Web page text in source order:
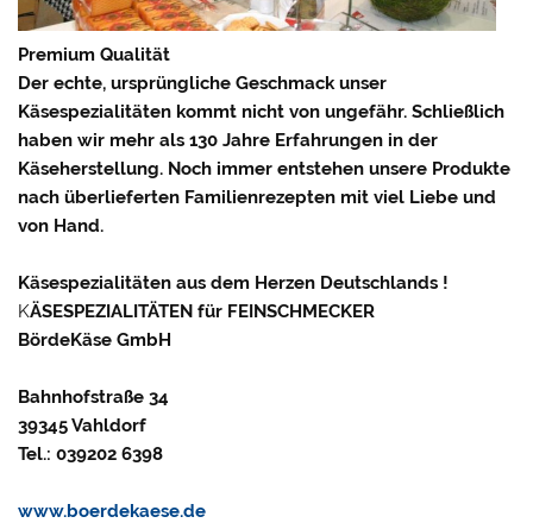
Premium Qualität
Der echte, ursprüngliche Geschmack unser
Käsespezialitäten kommt nicht von ungefähr. Schließlich
haben wir mehr als 130 Jahre Erfahrungen in der
Käseherstellung. Noch immer entstehen unsere Produkte
nach überlieferten Familienrezepten mit viel Liebe und
von Hand.
Käsespezialitäten aus dem Herzen Deutschlands !
KÄSESPEZIALITÄTEN für FEINSCHMECKER
BördeKäse GmbH
Bahnhofstraße 34
39345 Vahldorf
Tel.: 039202 6398
www.boerdekaese.de